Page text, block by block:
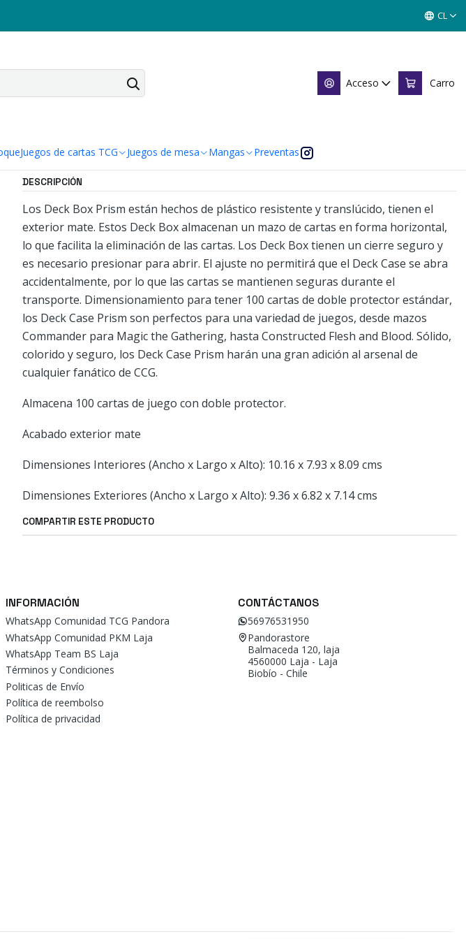
Acceso Carro
Juegos de cartas TCG Juegos de mesa Mangas Preventas
CL
DECK CASE LX TEAL - BCW
Mostrar stock de ubicaciones
DESCRIPCIÓN
Los Deck Box Prism están hechos de plástico resistente y translúcido, tienen el
exterior mate. Estos Deck Box almacenan un mazo de cartas en forma horizontal,
lo que facilita la eliminación de las cartas. Los Deck Box tienen un cierre seguro y
es necesario presionar para abrir. El ajuste no permitirá que el Deck Case se abra
accidentalmente, por lo que las cartas se mantienen seguras durante el
transporte. Dimensionamiento para tener 100 cartas de doble protector estándar,
los Deck Case Prism son perfectos para una variedad de juegos, desde mazos
Commander para Magic the Gathering, hasta Constructed Flesh and Blood. Sólido,
colorido y seguro, los Deck Case Prism harán una gran adición al arsenal de
cualquier fanático de CCG.
Almacena 100 cartas de juego con doble protector.
Acabado exterior mate
Dimensiones Interiores (Ancho x Largo x Alto): 10.16 x 7.93 x 8.09 cms
Dimensiones Exteriores (Ancho x Largo x Alto): 9.36 x 6.82 x 7.14 cms
COMPARTIR ESTE PRODUCTO
INFORMACIÓN
WhatsApp Comunidad TCG Pandora
WhatsApp Comunidad PKM Laja
WhatsApp Team BS Laja
Términos y Condiciones
Politicas de Envío
Política de reembolso
Política de privacidad
CONTÁCTANOS
56976531950
Pandorastore
Balmaceda 120, laja
4560000 Laja - Laja
Biobío - Chile